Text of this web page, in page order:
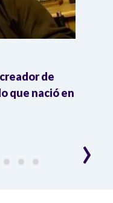
de
que nació en
›